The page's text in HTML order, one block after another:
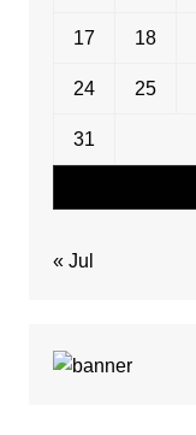
17 18
24 25
31
« Jul